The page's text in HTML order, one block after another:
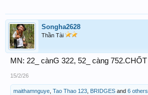
Songha2628
Thần Tài
MN: 22_ cànG 322, 52_ càng 752.CHỐT
15/2/26
maithamnguye Tao Thao 123 BRIDGES and 6 others